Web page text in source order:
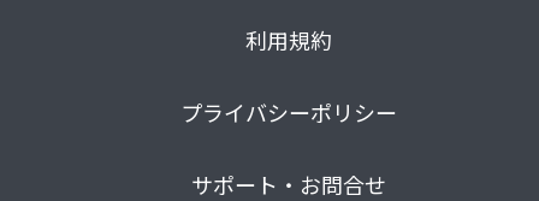
利用規約
プライバシーポリシー
サポート・お問合せ